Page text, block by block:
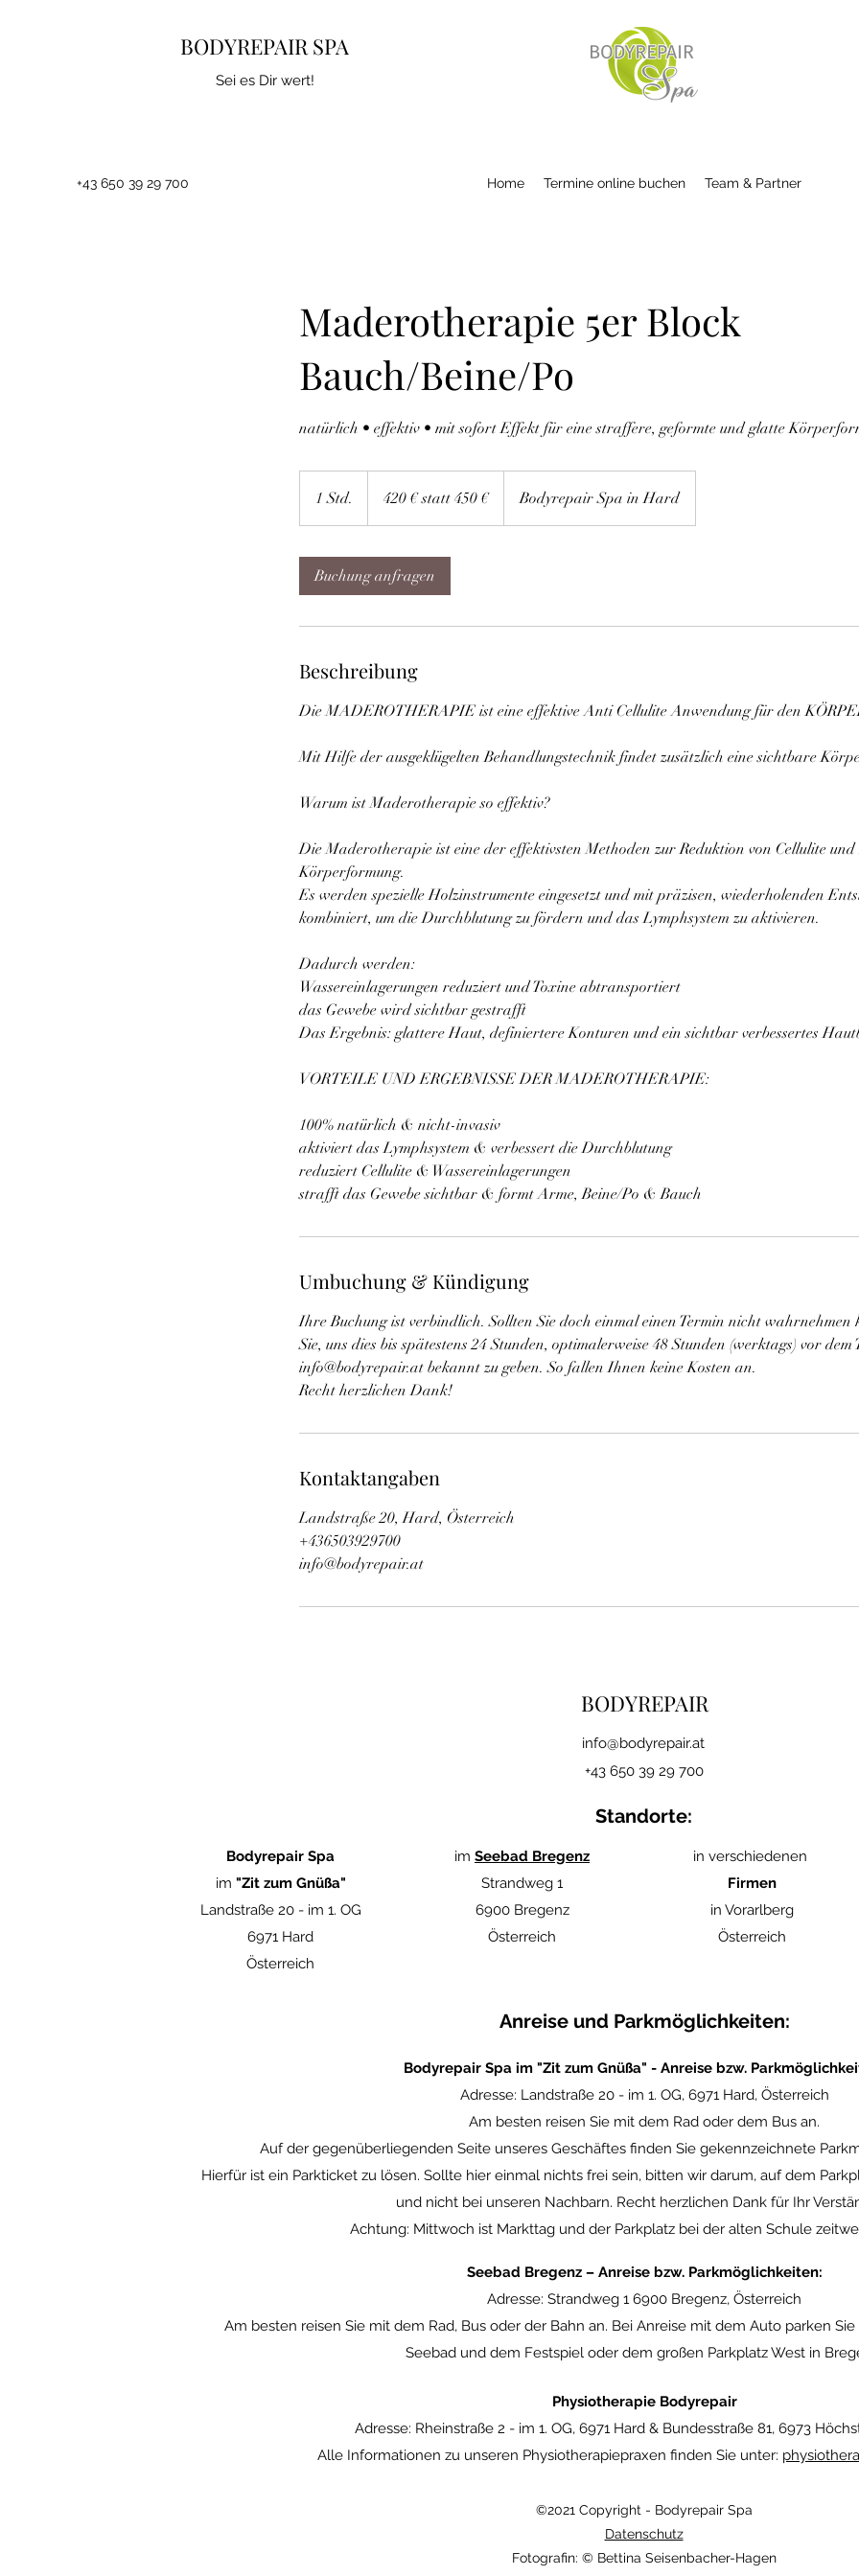
BODYREPAIR SPA
Sei es Dir wert!
+43 650 39 29 700 Home Termine online buchen Team & Partner
Maderotherapie 5er Block
Bauch/Beine/Po
natürlich • effektiv • mit sofort Effekt für eine straffere, geformte und glatte
1 Std.
S
statt420 € statt 450 € Bodyrepair Spa in Hard
Buchung anfragen
Beschreibung
Die MADEROTHERAPIE ist eine effektive Anti Cellulite Anwendung für den
Mit Hilfe der ausgeklügelten Behandlungstechnik findet zusätzlich eine sichtbare
Warum ist Maderotherapie so effektiv?
Die Maderotherapie ist eine der effektivsten Methoden zur Reduktion von Cellulite und
Körperformung.
Es werden spezielle Holzinstrumente eingesetzt und mit präzisen, wiederholenden
kombiniert, um die Durchblutung zu fördern und das Lymphsystem zu aktivieren.
Dadurch werden:
Wassereinlagerungen reduziert und Toxine abtransportiert
das Gewebe wird sichtbar gestrafft
Das Ergebnis: glattere Haut, definiertere Konturen und ein sichtbar verbessertes
VORTEILE UND ERGEBNISSE DER MADEROTHERAPIE:
100% natürlich & nicht-invasiv
aktiviert das Lymphsystem & verbessert die Durchblutung
reduziert Cellulite & Wassereinlagerungen
strafft das Gewebe sichtbar & formt Arme, Beine/Po & Bauch
Umbuchung & Kündigung
Ihre Buchung ist verbindlich. Sollten Sie doch einmal einen Termin nicht
Sie, uns dies bis spätestens 24 Stunden, optimalerweise 48 Stunden (werktags) vor
info@bodyrepair.at bekannt zu geben. So fallen Ihnen keine Kosten an.
Recht herzlichen Dank!
Kontaktangaben
Landstraße 20, Hard, Österreich
+436503929700
info@bodyrepair.at
BODYREPAIR
info@bodyrepair.at
+43 650 39 29 700
Standorte:
Bodyrepair Spa
im "Zit zum Gnüßa"
Landstraße 20 - im 1. OG
6971 Hard
Österreich
im Seebad Bregenz
Strandweg 1
6900 Bregenz
Österreich
in verschiedenen
Firmen
in Vorarlberg
Österreich
Anreise und Parkmöglichkeiten:
Bodyrepair Spa im "Zit zum Gnüßa" - Anreise bzw.
Adresse: Landstraße 20 - im 1. OG, 6971 Hard, Österreich
Am besten reisen Sie mit dem Rad oder dem Bus an.
Auf der gegenüberliegenden Seite unseres Geschäftes finden Sie gekennzeichnete
Hierfür ist ein Parkticket zu lösen. Sollte hier einmal nichts frei sein, bitten wir darum, auf dem
und nicht bei unseren Nachbarn. Recht herzlichen Dank für Ihr
Achtung: Mittwoch ist Markttag und der Parkplatz bei der alten Schule
Seebad Bregenz – Anreise bzw. Parkmöglichkeiten:
Adresse: Strandweg 1 6900 Bregenz, Österreich
Am besten reisen Sie mit dem Rad, Bus oder der Bahn an. Bei Anreise mit dem Auto parken
Seebad und dem Festspiel oder dem großen Parkplatz West in
Physiotherapie Bodyrepair
Adresse: Rheinstraße 2 - im 1. OG, 6971 Hard & Bundesstraße 81, 6973
Alle Informationen zu unseren Physiotherapiepraxen finden Sie unter:
©2021 Copyright - Bodyrepair Spa
Datenschutz
Fotografin: © Bettina Seisenbacher-Hagen